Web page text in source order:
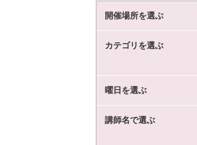
開催場所を選ぶ
カテゴリを選ぶ
曜日を選ぶ
講師名で選ぶ